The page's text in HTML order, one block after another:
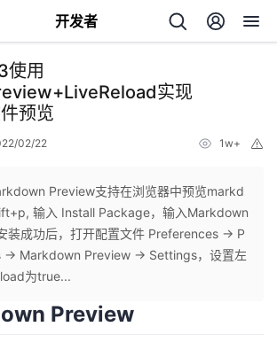
开发者
用
实现
预览
02/22 1w+
Preview支持在浏览器中预览markd
输入 Install Package，输入Markdown
装成功后，打开配置文件 Preferences -> P
> Markdown Preview -> Settings，设置左
为true...
Preview